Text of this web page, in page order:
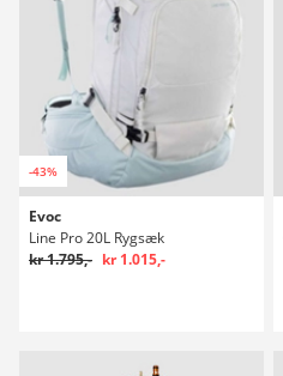
-43%
Evoc
Line Pro 20L Rygsæk
kr 1.795,- kr 1.015,-